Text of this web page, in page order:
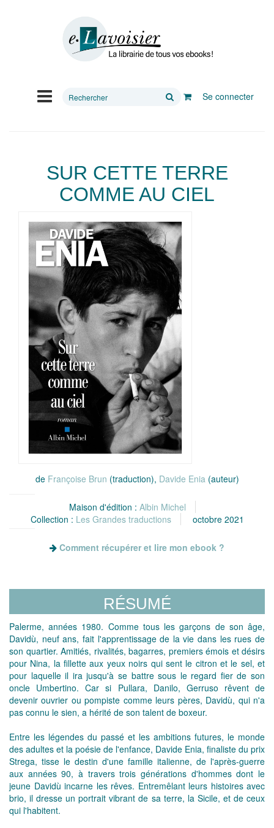
Rechercher
Se connecter
SUR CETTE TERRE
COMME AU CIEL
de Françoise Brun (traduction), Davide Enia(auteur)
Maison d'édition : Albin Michel
Collection : Les Grandes traductions octobre 2021
Comment récupérer et lire mon ebook ?
RÉSUMÉ
Palerme, années 1980. Comme tous les garçons de son âge,
Davidù, neuf ans, fait l'apprentissage de la vie dans les rues de
son quartier. Amitiés, rivalités, bagarres, premiers émois et désirs
pour Nina, la fillette aux yeux noirs qui sent le citron et le sel, et
pour laquelle il ira jusqu'à se battre sous le regard fier de son
oncle Umbertino. Car si Pullara, Danilo, Gerruso rêvent de
devenir ouvrier ou pompiste comme leurs pères, Davidù, qui n'a
pas connu le sien, a hérité de son talent de boxeur.
Entre les légendes du passé et les ambitions futures, le monde
des adultes et la poésie de l'enfance, Davide Enia, finaliste du prix
Strega, tisse le destin d'une famille italienne, de l'après-guerre
aux années 90, à travers trois générations d'hommes dont le
jeune Davidù incarne les rêves. Entremêlant leurs histoires avec
brio, il dresse un portrait vibrant de sa terre, la Sicile, et de ceux
qui l'habitent.